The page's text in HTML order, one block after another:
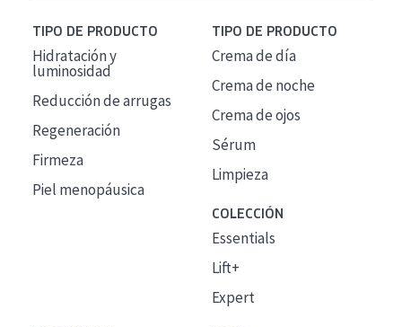
TIPO DE PRODUCTO
Hidratación y
luminosidad
Reducción de arrugas
Regeneración
Firmeza
Piel menopáusica
TIPO DE PRODUCTO
Crema de día
Crema de noche
Crema de ojos
Sérum
Limpieza
COLECCIÓN
Essentials
Lift+
Expert